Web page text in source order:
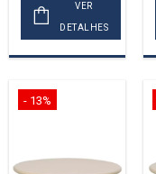
VER
DETALHES
- 13%